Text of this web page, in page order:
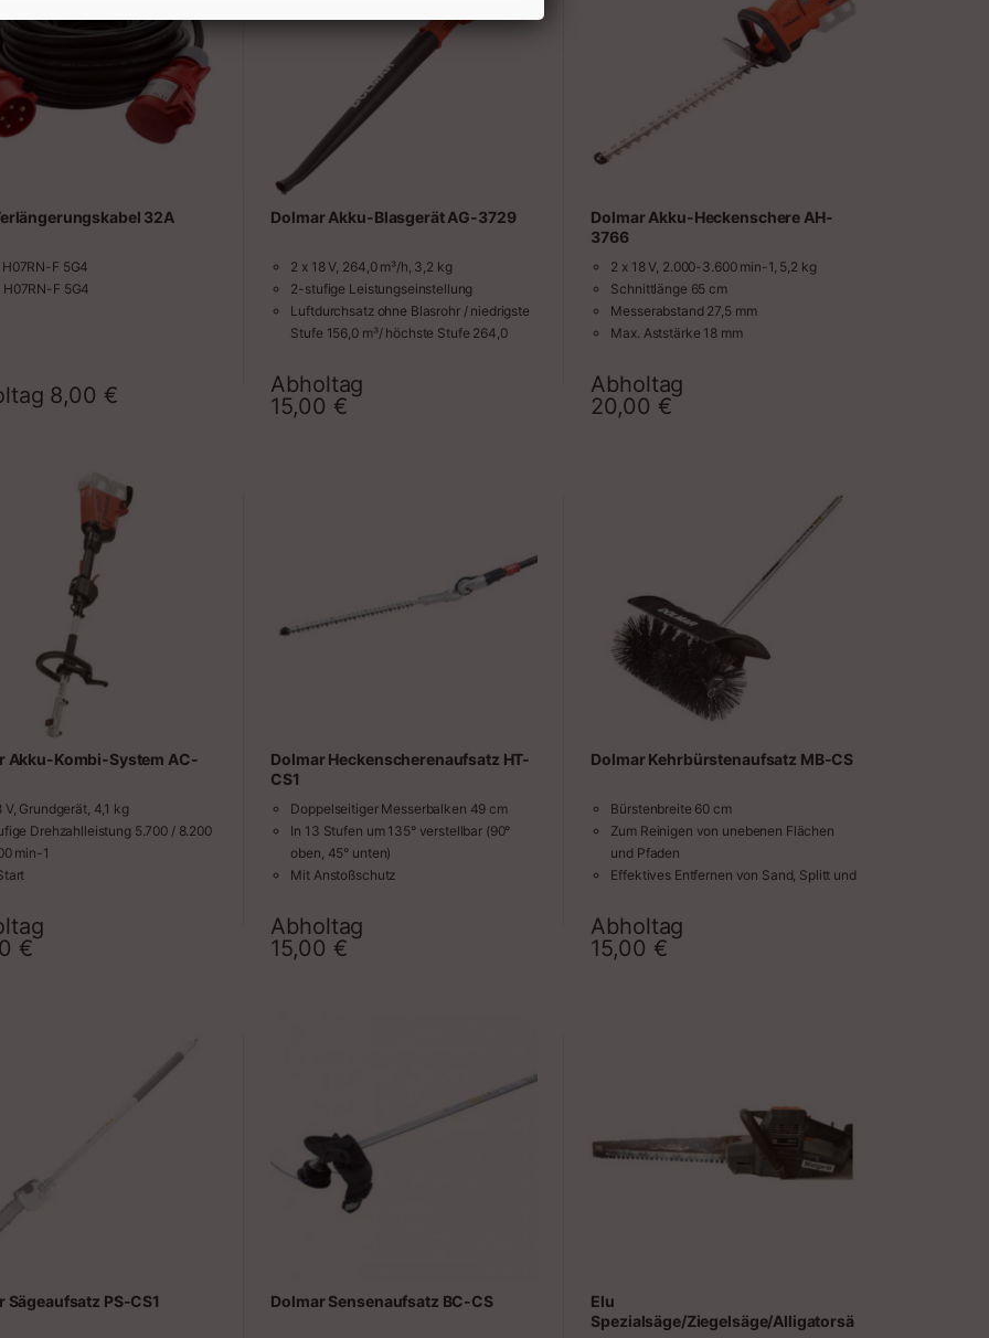
32A
H07RN-F 5G4
H07RN-F 5G4
8,00 €
Dolmar Akku-Blasgerät AG-3729
2 x 18 V, 264,0 m³/h, 3,2 kg
2-stufige Leistungseinstellung
Luftdurchsatz ohne Blasrohr / niedrigste
Stufe 156,0 m³/ höchste Stufe 264,0
Luftgeschwindigkeit 57 / 93 m/s
Gebogene Flachdüse für optimale
Handhabung
Abholtag
15,00 €
Dolmar Akku-Heckenschere AH-
3766
2 x 18 V, 2.000-3.600 min-1, 5,2 kg
Schnittlänge 65 cm
Messerabstand 27,5 mm
Max. Aststärke 18 mm
Drehbares Griffsystem (5 Positionen)
Abholtag
20,00 €
Akku-Kombi-System AC-
V, Grundgerät, 4,1 kg
Drehzahlleistung 5.700 / 8.200
min-1
Wechsel der
Rundgriff
€
Dolmar Heckenscherenaufsatz HT-
CS1
Doppelseitiger Messerbalken 49 cm
In 13 Stufen um 135° verstellbar (90°
oben, 45° unten)
Mit Anstoßschutz
Abholtag
15,00 €
Dolmar Kehrbürstenaufsatz MB-CS
Bürstenbreite 60 cm
Zum Reinigen von unebenen Flächen
und Pfaden
Effektives Entfernen von Sand, Splitt und
Abholtag
15,00 €
Sägeaufsatz PS-CS1 Dolmar Sensenaufsatz BC-CS
Elu
Spezialsäge/Ziegelsäge/Alligatorsä